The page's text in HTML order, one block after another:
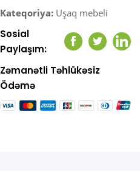
Kateqoriya: Uşaq mebeli
Sosial
Paylaşım:
Facebook
Twitter
Zəmanətli Təhlükəsiz
Ödəmə